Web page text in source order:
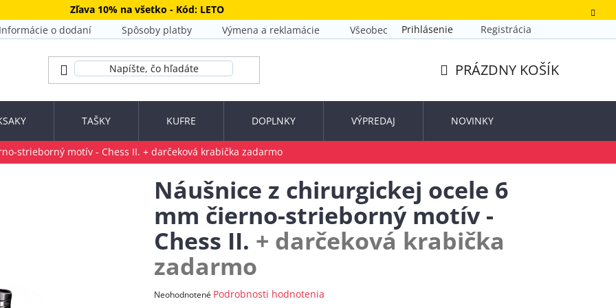
Zľava 10% na všetko - Kód: LETO
Informácie o dodaní Spôsoby platby Výmena a reklamácie Všeobecné obchodné podmienky
Prihlásenie Registrácia
KOŠÍK
PRÁZDNY KOŠÍK
TAŠKY KUFRE DOPLNKY VÝPREDAJ NOVINKY
strieborný motív - Chess II. + darčeková krabička zadarmo
Náušnice z chirurgickej ocele 6
mm čierno-strieborný motív -
Chess II. + darčeková krabička
zadarmo
Priemerné
Neohodnotené Podrobnosti hodnotenia